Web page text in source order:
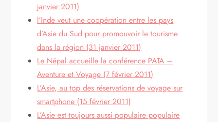
janvier 2011)
l’Inde veut une coopération entre les pays
d’Asie du Sud pour promouvoir le tourisme
dans la région (31 janvier 2011)
Le Népal accueille la conférence PATA –
Aventure et Voyage (7 février 2011)
L’Asie, au top des réservations de voyage sur
smartphone (15 février 2011)
L’Asie est toujours aussi populaire populaire